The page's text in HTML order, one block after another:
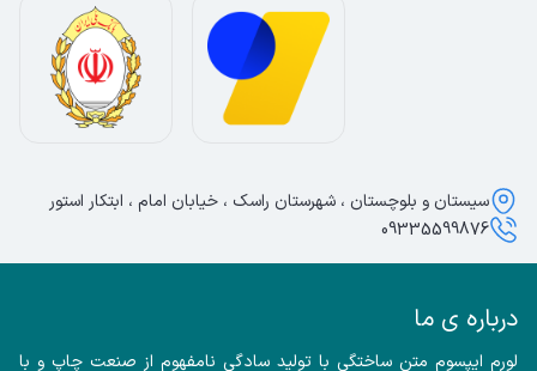
درباره ی ما
سیستان و بلوچستان ، شهرستان راسک ، خیابان امام ، ابتکار استور
09335599876